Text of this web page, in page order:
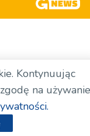
Kontynuując
na używanie